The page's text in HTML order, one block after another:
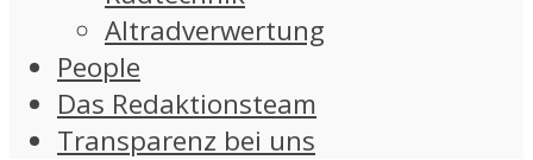
Altradverwertung
People
Das Redaktionsteam
Transparenz bei uns